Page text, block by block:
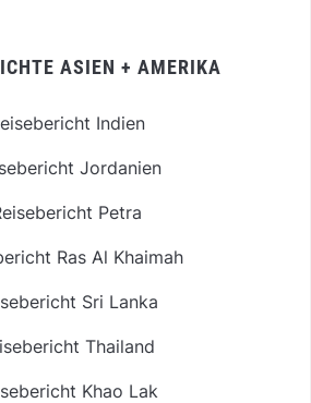
ASIEN + AMERIKA
Indien
Jordanien
Petra
Ras Al Khaimah
Sri Lanka
Thailand
Khao Lak